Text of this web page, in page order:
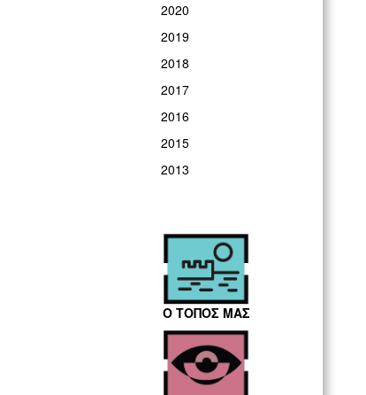
2020
2019
2018
2017
2016
2015
2013
Ο ΤΟΠΟΣ ΜΑΣ